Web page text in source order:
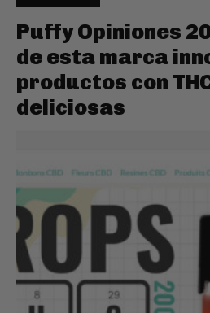
Puffy Opiniones
de esta marca
productos con
deliciosas